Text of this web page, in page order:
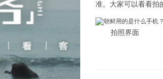
准。大家可以看看拍
拍照界面